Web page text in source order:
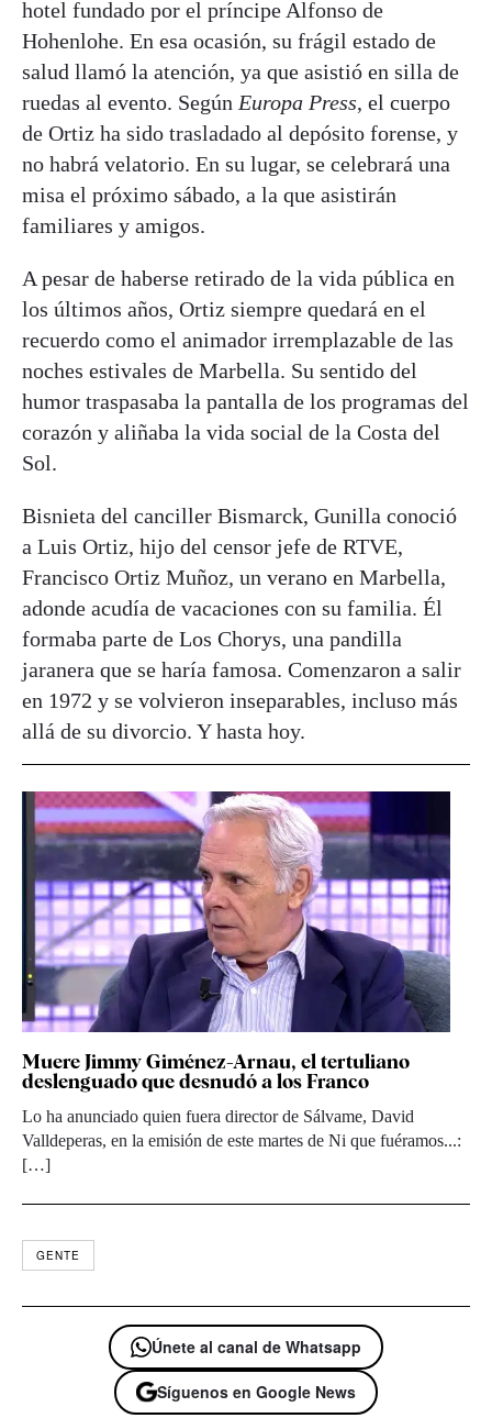
hotel fundado por el príncipe Alfonso de
Hohenlohe. En esa ocasión, su frágil estado de
salud llamó la atención, ya que asistió en silla de
ruedas al evento. Según Europa Press, el cuerpo
de Ortiz ha sido trasladado al depósito forense, y
no habrá velatorio. En su lugar, se celebrará una
misa el próximo sábado, a la que asistirán
familiares y amigos.
A pesar de haberse retirado de la vida pública en
los últimos años, Ortiz siempre quedará en el
recuerdo como el animador irremplazable de las
noches estivales de Marbella. Su sentido del
humor traspasaba la pantalla de los programas del
corazón y aliñaba la vida social de la Costa del
Sol.
Bisnieta del canciller Bismarck, Gunilla conoció
a Luis Ortiz, hijo del censor jefe de RTVE,
Francisco Ortiz Muñoz, un verano en Marbella,
adonde acudía de vacaciones con su familia. Él
formaba parte de Los Chorys, una pandilla
jaranera que se haría famosa. Comenzaron a salir
en 1972 y se volvieron inseparables, incluso más
allá de su divorcio. Y hasta hoy.
Muere Jimmy Giménez-Arnau, el tertuliano
deslenguado que desnudó a los Franco
Lo ha anunciado quien fuera director de Sálvame, David
Valldeperas, en la emisión de este martes de Ni que fuéramos...:
[…]
GENTE
Únete al canal de Whatsapp
Síguenos en Google News